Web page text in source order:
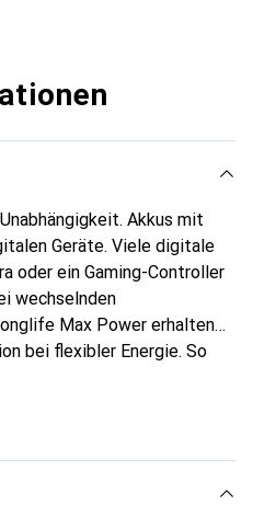
Akkus mit
Geräte. Viele digitale
oder ein Gaming-Controller
wechselnden
Max Power erhalten
bei flexibler Energie. So